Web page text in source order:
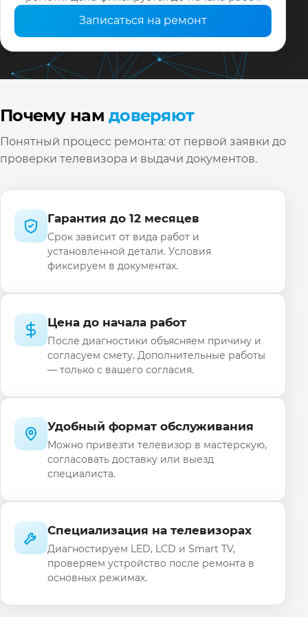
Записаться на ремонт
Почему намдоверяют
Понятный процесс ремонта: от первой заявки до
проверки телевизора и выдачи документов.
Гарантия до 12 месяцев
Срок зависит от вида работ и
установленной детали. Условия
фиксируем в документах.
Цена до начала работ
После диагностики объясняем причину и
согласуем смету. Дополнительные работы
— только с вашего согласия.
Удобный формат обслуживания
Можно привезти телевизор в мастерскую,
согласовать доставку или выезд
специалиста.
Специализация на телевизорах
Диагностируем LED, LCD и Smart TV,
проверяем устройство после ремонта в
основных режимах.